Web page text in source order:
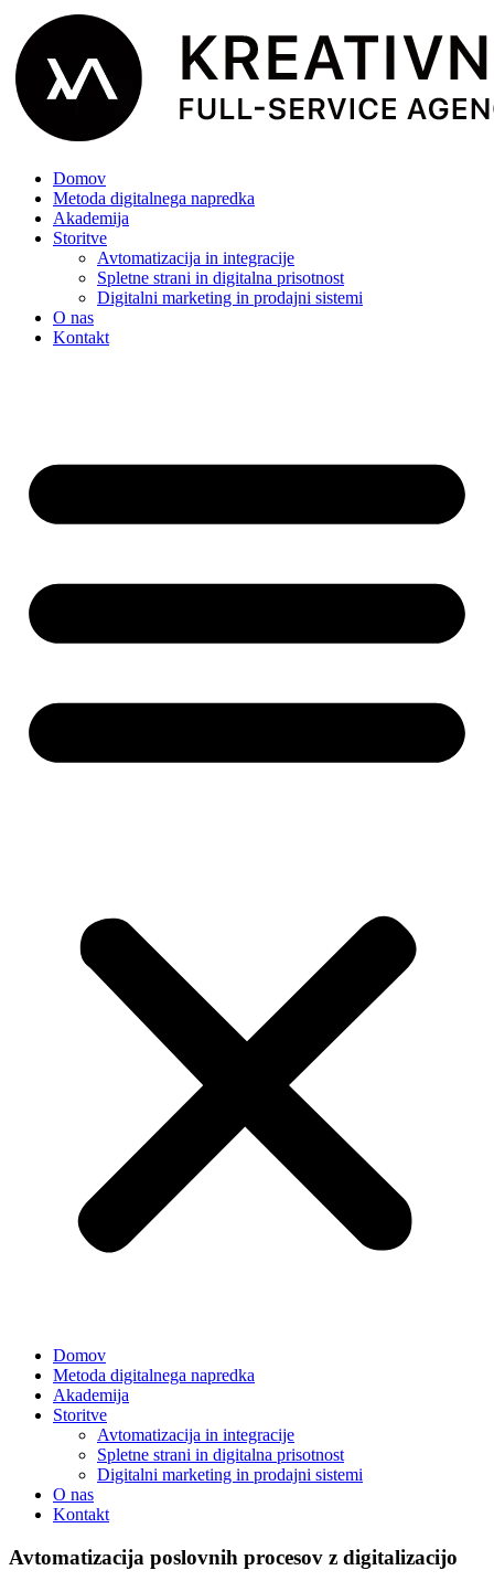
Domov
Metoda digitalnega napredka
Akademija
Storitve
Avtomatizacija in integracije
Spletne strani in digitalna prisotnost
Digitalni marketing in prodajni sistemi
O nas
Kontakt
Domov
Metoda digitalnega napredka
Akademija
Storitve
Avtomatizacija in integracije
Spletne strani in digitalna prisotnost
Digitalni marketing in prodajni sistemi
O nas
Kontakt
Avtomatizacija poslovnih procesov z digitalizacijo